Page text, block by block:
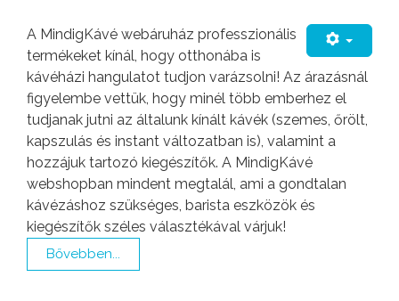
A MindigKávé webáruház professzionális
termékeket kínál, hogy otthonába is
kávéházi hangulatot tudjon varázsolni! Az árazásnál
figyelembe vettük, hogy minél több emberhez el
tudjanak jutni az általunk kínált kávék (szemes, őrölt,
kapszulás és instant változatban is), valamint a
hozzájuk tartozó kiegészítők. A MindigKávé
webshopban mindent megtalál, ami a gondtalan
kávézáshoz szükséges, barista eszközök és
kiegészítők széles választékával várjuk!
Bővebben...